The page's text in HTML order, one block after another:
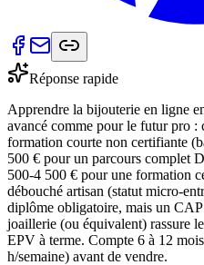
Réponse rapide
Apprendre la bijouterie en ligne
avancé comme pour le futur pro :
formation courte non certifiante
500 € pour un parcours complet
500-4 500 € pour une formation
débouché artisan (statut micro-
diplôme obligatoire, mais un
joaillerie (ou équivalent) rassure
EPV à terme. Compte 6 à 12
h/semaine) avant de vendre.